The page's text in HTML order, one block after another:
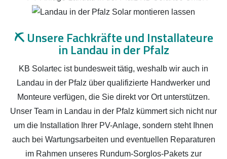
⛏️Unsere Fachkräfte und Installateure
in Landau in der Pfalz
KB Solartec ist bundesweit tätig, weshalb wir auch in
Landau in der Pfalz über qualifizierte Handwerker und
Monteure verfügen, die Sie direkt vor Ort unterstützen.
Unser Team in Landau in der Pfalz kümmert sich nicht nur
um die Installation Ihrer PV-Anlage, sondern steht Ihnen
auch bei Wartungsarbeiten und eventuellen Reparaturen
im Rahmen unseres Rundum-Sorglos-Pakets zur